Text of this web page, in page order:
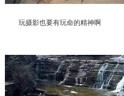
玩摄影也要有玩命的精神啊